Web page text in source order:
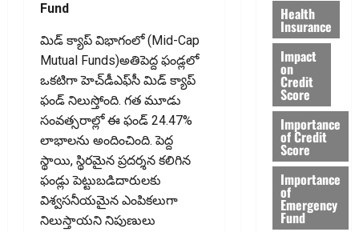
Fund
మిడ్ క్యాప్ విభాగంలో (Mid-Cap
Mutual Funds)అతిపెద్ద ఫండ్లలో
ఒకటిగా హెచ్‌డీఎఫ్‌సీ మిడ్ క్యాప్
ఫండ్ నిలుస్తోంది. గత మూడు
సంవత్సరాల్లో ఈ ఫండ్ 24.47%
లాభాలను అందించింది. పెద్ద
స్థాయి, స్థిరమైన ప్రదర్శన కలిగిన
ఫండ్లు పెట్టుబడిదారులకు
విశ్వసనీయమైన ఎంపికలుగా
నిలుస్తాయ‌ని నిపుణులు
Health
Insurance
Impact
on
Credit
Score
Importance
of Credit
Score
Importance
of
Emergency
Fund